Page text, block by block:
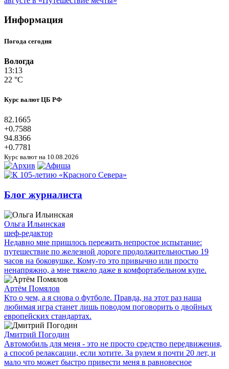
Информация
Погода сегодня
Вологда
13:13
22 °C
Курс валют ЦБ РФ
82.1665
+0.7588
94.8366
+0.7781
Курс валют на 10.08.2026
Блог журналиста
Ольга Ильинская
шеф-редактор
Недавно мне пришлось пережить непростое испытание:
путешествие по железной дороге продолжительностью 19
часов на боковушке. Кому-то это привычно или просто
ненапряжно, а мне тяжело даже в комфортабельном купе.
Артём Помялов
Кто о чем, а я снова о футболе. Правда, на этот раз наша
любимая игра станет лишь поводом поговорить о двойных
европейских стандартах.
Дмитрий Погодин
Автомобиль для меня - это не просто средство передвижения,
а способ релаксации, если хотите. За рулем я почти 20 лет, и
мало что может быстро привести меня в равновесное